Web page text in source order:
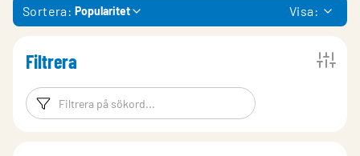
Sortera: Popularitet Visa:
Filtrera
Filtreringsord Filtrera